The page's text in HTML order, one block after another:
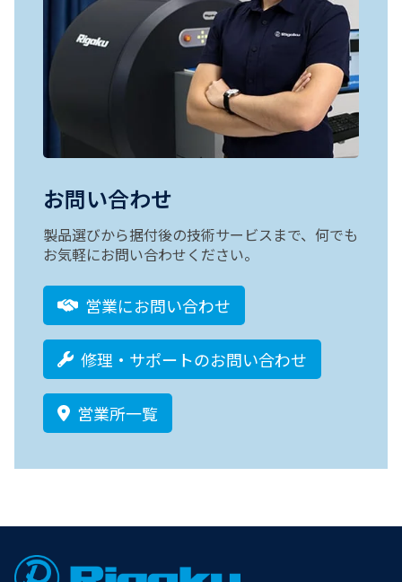
お問い合わせ
製品選びから据付後の技術サービスまで、何でも
お気軽にお問い合わせください。
営業にお問い合わせ
修理・サポートのお問い合わせ
営業所一覧
Footer